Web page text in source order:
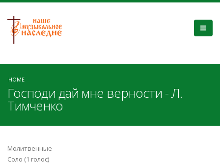
HOME
Господи дай мне верности - Л.
Тимченко
Молитвенные
Соло (1 голос)